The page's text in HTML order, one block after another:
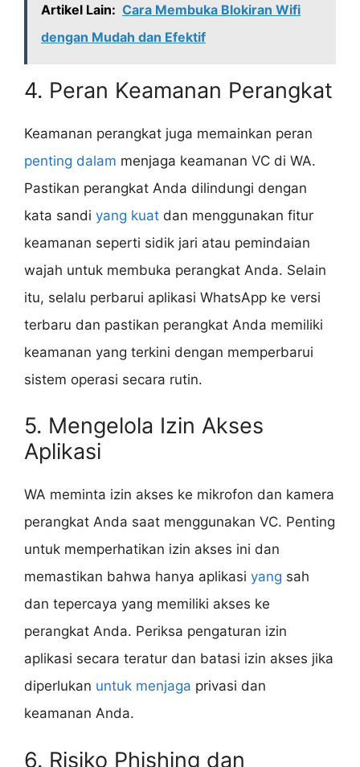
Artikel Lain: Cara Membuka Blokiran Wifi
dengan Mudah dan Efektif
4. Peran Keamanan Perangkat
Keamanan perangkat juga memainkan peran
penting dalam menjaga keamanan VC di WA.
Pastikan perangkat Anda dilindungi dengan
kata sandi yang kuat dan menggunakan fitur
keamanan seperti sidik jari atau pemindaian
wajah untuk membuka perangkat Anda. Selain
itu, selalu perbarui aplikasi WhatsApp ke versi
terbaru dan pastikan perangkat Anda memiliki
keamanan yang terkini dengan memperbarui
sistem operasi secara rutin.
5. Mengelola Izin Akses
Aplikasi
WA meminta izin akses ke mikrofon dan kamera
perangkat Anda saat menggunakan VC. Penting
untuk memperhatikan izin akses ini dan
memastikan bahwa hanya aplikasi yang sah
dan tepercaya yang memiliki akses ke
perangkat Anda. Periksa pengaturan izin
aplikasi secara teratur dan batasi izin akses jika
diperlukan untuk menjaga privasi dan
keamanan Anda.
6. Risiko Phishing dan